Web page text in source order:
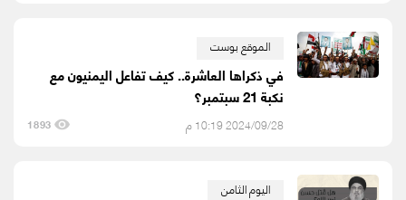
الموقع بوست
في ذكراها العاشرة.. كيف تفاعل اليمنيون مع
نكبة 21 سبتمبر؟
2024/09/28 10:19 م 1893
اليوم الثامن